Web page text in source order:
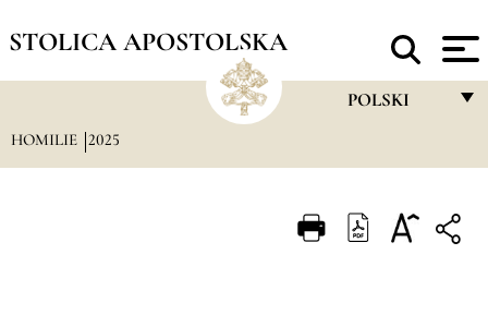
STOLICA APOSTOLSKA
POLSKI
ITALIANO
HOMILIE 2025